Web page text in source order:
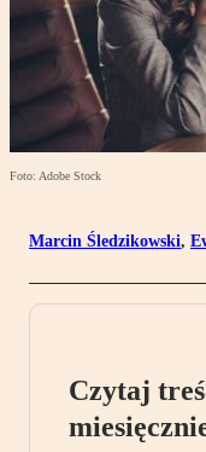
Foto: Adobe Stock
Marcin Śledzikowski,
Czytaj